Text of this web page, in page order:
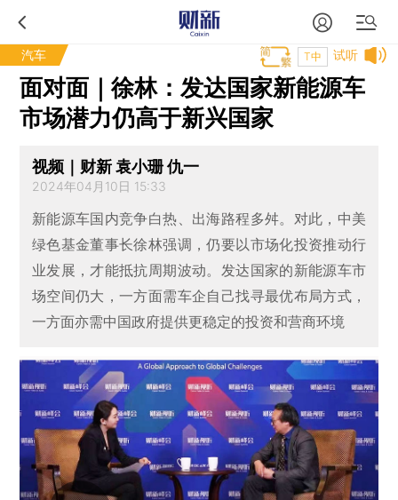
汽车 试听
T中
面对面｜徐林：发达国家新能源车
市场潜力仍高于新兴国家
视频｜财新 袁小珊 仇一
2024年04月10日 15:33
新能源车国内竞争白热、出海路程多舛。对此，中美
绿色基金董事长徐林强调，仍要以市场化投资推动行
业发展，才能抵抗周期波动。发达国家的新能源车市
场空间仍大，一方面需车企自己找寻最优布局方式，
一方面亦需中国政府提供更稳定的投资和营商环境